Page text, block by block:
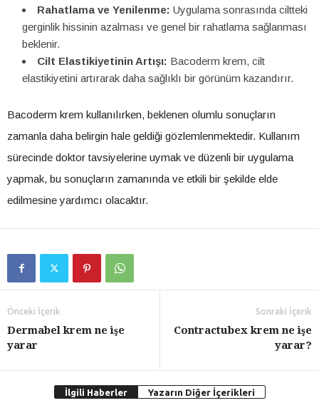
Rahatlama ve Yenilenme: Uygulama sonrasında ciltteki
gerginlik hissinin azalması ve genel bir rahatlama sağlanması
beklenir.
Cilt Elastikiyetinin Artışı: Bacoderm krem, cilt
elastikiyetini artırarak daha sağlıklı bir görünüm kazandırır.
Bacoderm krem kullanılırken, beklenen olumlu sonuçların
zamanla daha belirgin hale geldiği gözlemlenmektedir. Kullanım
sürecinde doktor tavsiyelerine uymak ve düzenli bir uygulama
yapmak, bu sonuçların zamanında ve etkili bir şekilde elde
edilmesine yardımcı olacaktır.
Önceki İçerik
Dermabel krem ne işe
yarar
Sonraki İçerik
Contractubex krem ne işe
yarar?
İlgili Haberler Yazarın Diğer İçerikleri